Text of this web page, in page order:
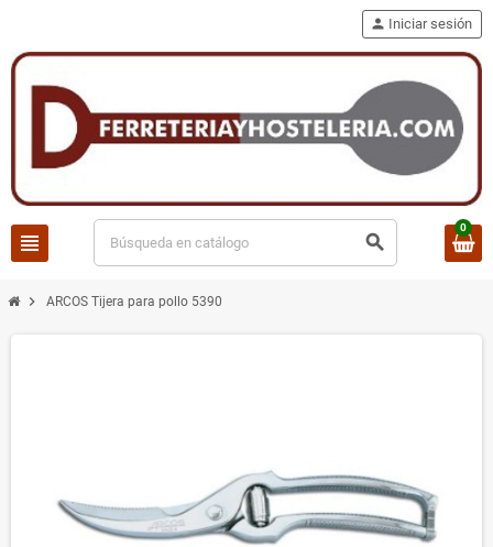
view_headline search
person Iniciar sesión
0
chevron_right ARCOS Tijera para pollo 5390